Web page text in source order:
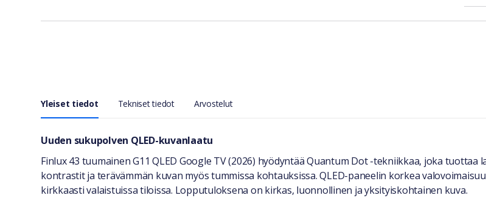
Yleiset tiedot Tekniset tiedot Arvostelut
Yleiset tiedot
Uuden sukupolven QLED-kuvanlaatu
Finlux 43 tuumainen G11 QLED Google TV (2026) hyödyntää Quantum Dot -tekniikkaa, joka tuottaa
kontrastit ja terävämmän kuvan myös tummissa kohtauksissa. QLED-paneelin korkea
kirkkaasti valaistuissa tiloissa. Lopputuloksena on kirkas, luonnollinen ja yksityiskohtainen kuva.